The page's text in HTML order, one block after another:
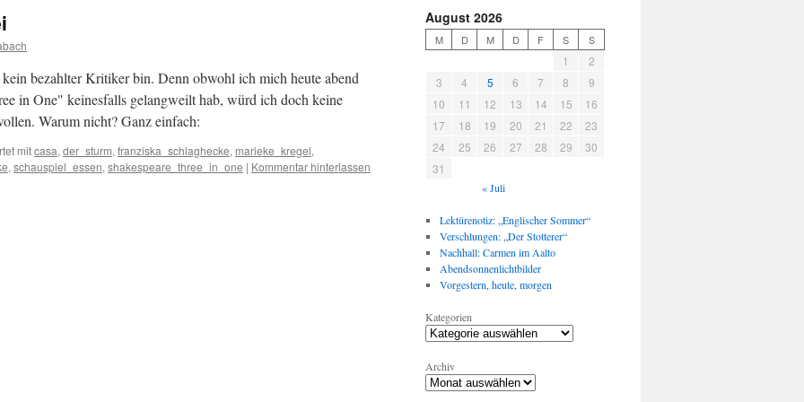
bezahlter Kritiker bin. Denn obwohl ich mich heute abend
in One" keinesfalls gelangweilt hab, würd ich doch keine
Warum nicht? Ganz einfach:
mitcasa, der_sturm, franziska_schlaghecke, marieke_kregel,
, schauspiel_essen, shakespeare_three_in_one | Kommentar hinterlassen
August 2026
M D M D F S S
1
2
3
4 5 6 7 8
9
10
11 12 13 14 15
16
17
18 19 20 21 22
23
24
25 26 27 28 29
30
31
« Juli
Lektürenotiz: „Englischer Sommer“
Verschlungen: „Der Stotterer“
Nachhall: Carmen im Aalto
Abendsonnenlichtbilder
Vorgestern, heute, morgen
Kategorien
Archiv